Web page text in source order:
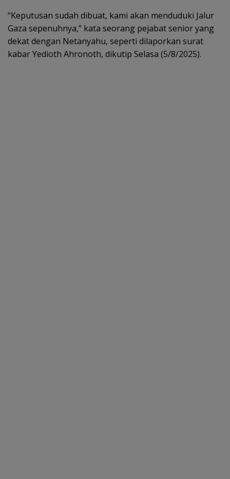
“Keputusan sudah dibuat, kami akan menduduki Jalur
Gaza sepenuhnya,” kata seorang pejabat senior yang
dekat dengan Netanyahu, seperti dilaporkan surat
kabar Yedioth Ahronoth, dikutip Selasa (5/8/2025).